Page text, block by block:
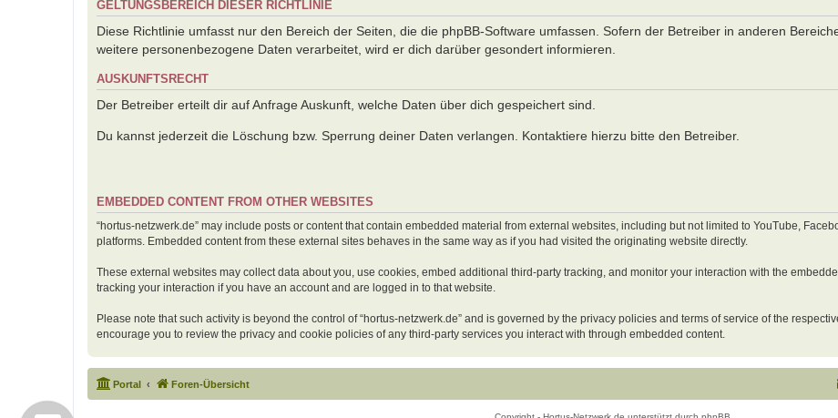
GELTUNGSBEREICH DIESER RICHTLINIE
Diese Richtlinie umfasst nur den Bereich der Seiten, die die phpBB-Software umfassen. Sofern der Betreiber in anderen
weitere personenbezogene Daten verarbeitet, wird er dich darüber gesondert informieren.
AUSKUNFTSRECHT
Der Betreiber erteilt dir auf Anfrage Auskunft, welche Daten über dich gespeichert sind.
Du kannst jederzeit die Löschung bzw. Sperrung deiner Daten verlangen. Kontaktiere hierzu bitte den Betreiber.
EMBEDDED CONTENT FROM OTHER WEBSITES
“hortus-netzwerk.de” may include posts or content that contain embedded material from external websites, including but not limited to YouTube,
platforms. Embedded content from these external sites behaves in the same way as if you had visited the originating website directly.
These external websites may collect data about you, use cookies, embed additional third-party tracking, and monitor your interaction with the
tracking your interaction if you have an account and are logged in to that website.
Please note that such activity is beyond the control of “hortus-netzwerk.de” and is governed by the privacy policies and terms of service of the
encourage you to review the privacy and cookie policies of any third-party services you interact with through embedded content.
Portal Foren-Übersicht